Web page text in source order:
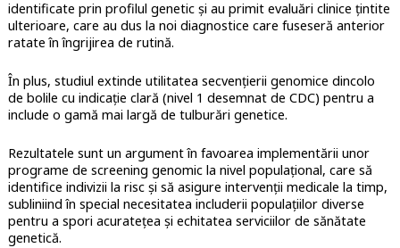
identificate prin profilul genetic și au primit evaluări clinice țintite
ulterioare, care au dus la noi diagnostice care fuseseră anterior
ratate în îngrijirea de rutină.
În plus, studiul extinde utilitatea secvențierii genomice dincolo
de bolile cu indicație clară (nivel 1 desemnat de CDC) pentru a
include o gamă mai largă de tulburări genetice.
Rezultatele sunt un argument în favoarea implementării unor
programe de screening genomic la nivel populațional, care să
identifice indivizii la risc și să asigure intervenții medicale la timp,
subliniind în special necesitatea includerii populațiilor diverse
pentru a spori acuratețea și echitatea serviciilor de sănătate
genetică.